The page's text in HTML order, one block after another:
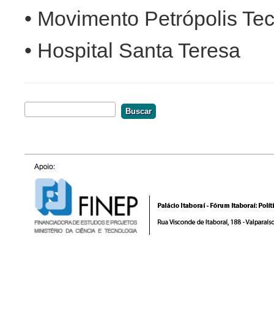
• Movimento Petrópolis
• Hospital Santa Teresa
Formulário De Busca
Buscar